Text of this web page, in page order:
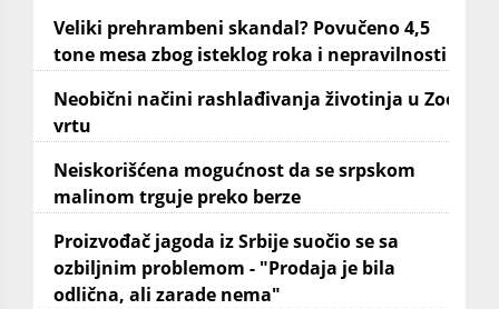
Veliki prehrambeni skandal? Povučeno 4,5
tone mesa zbog isteklog roka i nepravilnosti
Neobični načini rashlađivanja životinja u Zoo
vrtu
Neiskorišćena mogućnost da se srpskom
malinom trguje preko berze
Proizvođač jagoda iz Srbije suočio se sa
ozbiljnim problemom - "Prodaja je bila
odlična, ali zarade nema"